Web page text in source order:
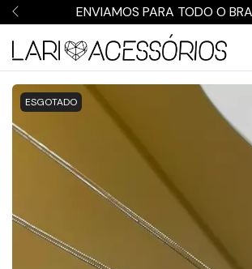
ENVIAMOS PARA TODO O
ESGOTADO